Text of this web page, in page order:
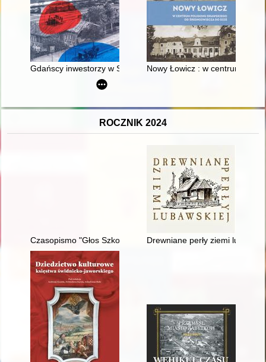
Gdańscy inwestorzy w Sopocie : prestiż finansowy i
Nowy Łowicz : w centrum
ROCZNIK 2024
Czasopismo "Głos Szkoły i Rodziny" (1925-1926) źródłem
Drewniane perły ziemi